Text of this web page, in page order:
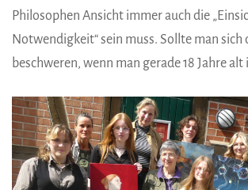
Philosophen Ansicht immer auch die
Notwendigkeit“ sein muss. Sollte man sich
beschweren, wenn man gerade 18 Jahre alt